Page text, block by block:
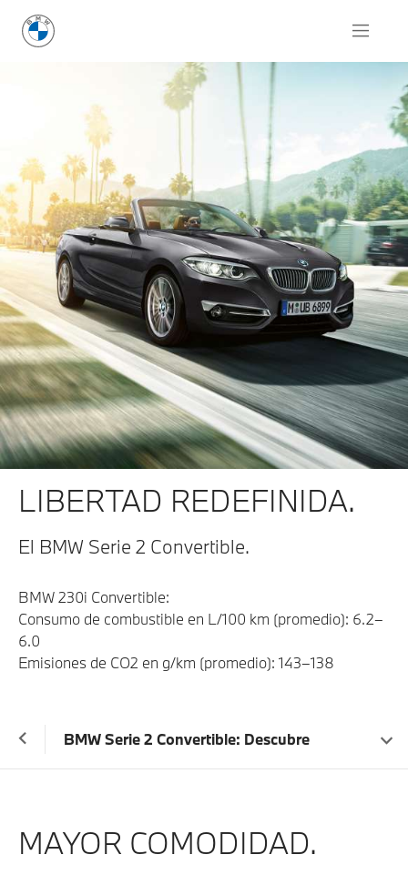
LIBERTAD REDEFINIDA.
El BMW Serie 2 Convertible.
BMW 230i Convertible:
Consumo de combustible en L/100 km (promedio): 6.2–
6.0
Emisiones de CO2 en g/km (promedio): 143–138
BMW Serie 2 Convertible: Descubre
MAYOR COMODIDAD.